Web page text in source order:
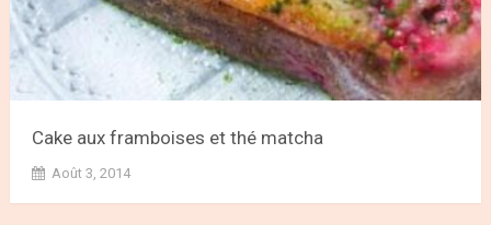
Cake aux framboises et thé matcha
Août 3, 2014